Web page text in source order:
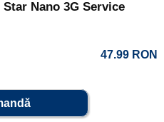
Nano 3G Service
47.99 RON